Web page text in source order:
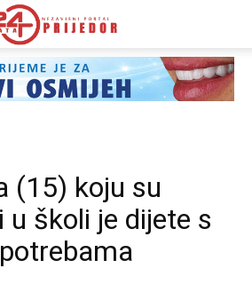
(15) koju su
školi je dijete s